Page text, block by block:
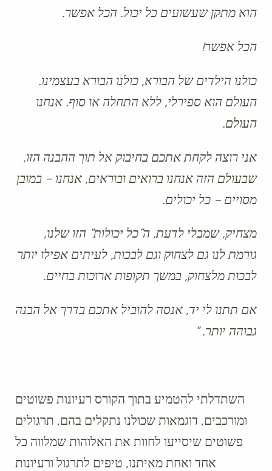
הוא מתקן שעשועים כל יכול. הכל אפשר.
הכל אפשר!
כולנו הילדים של הבורא, כולנו הבורא בעצמינו.
העולם הוא ספירלי, ללא התחלה או סוף. אנחנו
העולם.
אני רוצה לקחת אתכם בחיבוק אל תוך ההבנה הזו,
שבעולם הזה אנחנו ברואים ובוראים, אנחנו – במובן
מסויים – כל יכולים.
מצחיק, שמבלי לדעת, ה”כל יכולות” הזו שלנו,
גורמת לנו גם לצחוק וגם לבכות, לעיתים אפילו יותר
לבכות מלצחוק, במשך תקופות ארוכות בחיים.
אם תתנו לי יד, אנסה להוביל אתכם בדרך אל הבנה
גבוהה יותר. “
השתדלתי להטמיע בתוך הקורס רעיונות פשוטים
ומורכבים, דוגמאות שכולנו נתקלים בהם, תרגולים
פשוטים שיסייעו לחוות את האלוהות שמלווה כל
אחד ואחת מאיתנו, טיפים לתרגול ורעיונות